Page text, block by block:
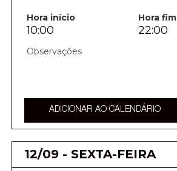
Hora início Hora fim
10:00 22:00
ADICIONAR AO CALENDÁRIO
12/09 - SEXTA-FEIRA